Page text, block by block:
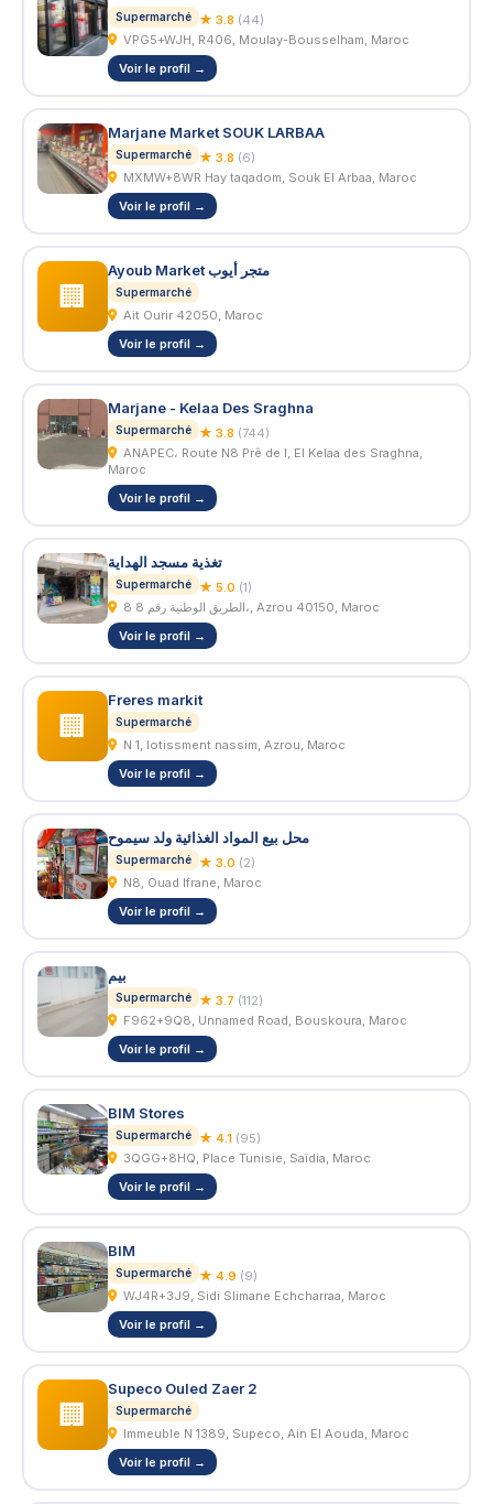
Supermarché ★ 3.8 (44)
VPG5+WJH, R406, Moulay-Bousselham, Maroc
Voir le profil →
Marjane Market SOUK LARBAA
Supermarché ★ 3.8 (6)
MXMW+8WR Hay taqadom, Souk El Arbaa, Maroc
Voir le profil →
🏢
Ayoub Market متجر أيوب
Supermarché
Ait Ourir 42050, Maroc
Voir le profil →
Marjane - Kelaa Des Sraghna
Supermarché ★ 3.8 (744)
Maroc
Voir le profil →
تغذية مسجد الهداية
Supermarché ★ 5.0 (1)
8 الطريق الوطنية رقم 8،, Azrou 40150, Maroc
Voir le profil →
🏢
Freres markit
Supermarché
N 1, lotissment nassim, Azrou, Maroc
Voir le profil →
محل بيع المواد الغذائية ولد سيموح
Supermarché ★ 3.0 (2)
N8, Ouad Ifrane, Maroc
Voir le profil →
بيم
Supermarché ★ 3.7 (112)
F962+9Q8, Unnamed Road, Bouskoura, Maroc
Voir le profil →
BIM Stores
Supermarché ★ 4.1 (95)
3QGG+8HQ, Place Tunisie, Saïdia, Maroc
Voir le profil →
BIM
Supermarché ★ 4.9 (9)
WJ4R+3J9, Sidi Slimane Echcharraa, Maroc
Voir le profil →
🏢
Supeco Ouled Zaer 2
Supermarché
Immeuble N 1389, Supeco, Ain El Aouda, Maroc
Voir le profil →